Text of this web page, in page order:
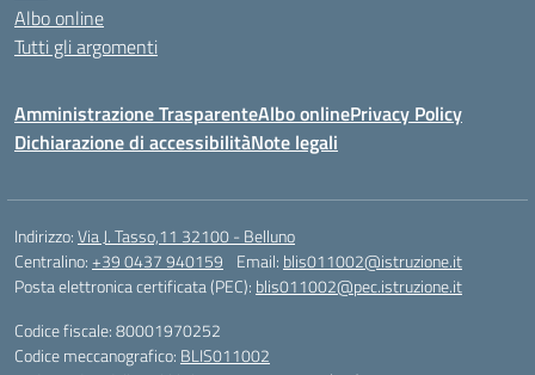
Albo online
Tutti gli argomenti
Amministrazione TrasparenteAlbo onlinePrivacy Policy
Dichiarazione di accessibilitàNote legali
Indirizzo:Via J. Tasso,11 32100 - Belluno
Centralino:+39 0437 940159 Email: blis011002@istruzione.it
Posta elettronica certificata (PEC): blis011002@pec.istruzione.it
Codice fiscale: 80001970252
Codice meccanografico: BLIS011002